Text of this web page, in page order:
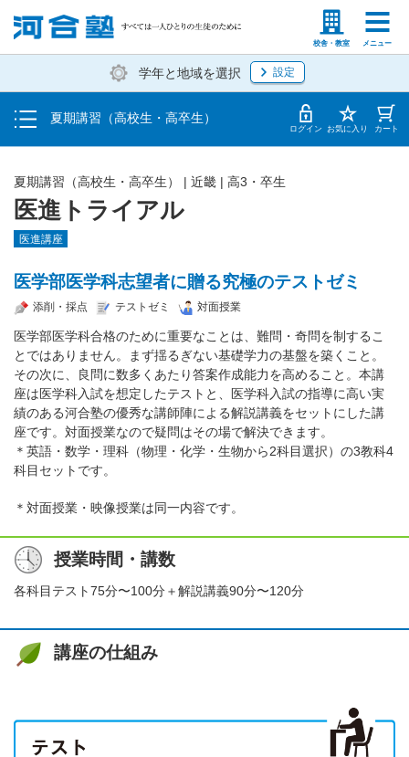
校舎・教室 メニュー
塾生の方 高等学校の先生
学年と地域を選択 設定
夏期講習（高校生・高卒生）
受講料・お申し込み方法
受講開始までの流れ
校舎・教室一覧 ログイン お気に入り カート
医進トライアル
夏期講習（高校生・高卒生） | 近畿 | 高3・卒生
医進講座
医学部医学科志望者に贈る究極のテストゼミ
添削・採点 テストゼミ 対面授業
医学部医学科合格のために重要なことは、難問・奇問を制するこ
とではありません。まず揺るぎない基礎学力の基盤を築くこと。
その次に、良問に数多くあたり答案作成能力を高めること。本講
座は医学科入試を想定したテストと、医学科入試の指導に高い実
績のある河合塾の優秀な講師陣による解説講義をセットにした講
座です。対面授業なので疑問はその場で解決できます。
＊英語・数学・理科（物理・化学・生物から2科目選択）の3教科4
科目セットです。
＊対面授業・映像授業は同一内容です。
授業時間・講数
各科目テスト75分〜100分＋解説講義90分〜120分
講座の仕組み